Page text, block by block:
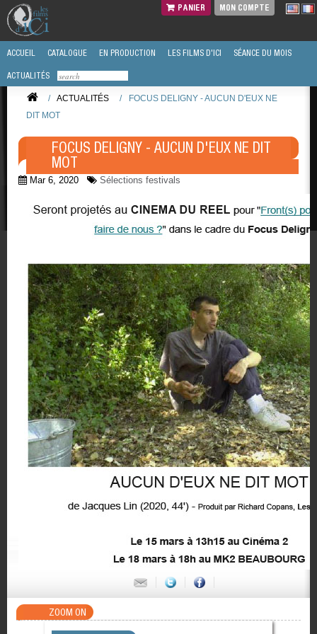
PANIER MON COMPTE
ACCUEIL CATALOGUE EN PRODUCTION LES FILMS D'ICI SÉANCE DU MOIS
ACTUALITÉS
/ ACTUALITÉS /
FOCUS DELIGNY - AUCUN D'EUX NE
DIT MOT
FOCUS DELIGNY - AUCUN D'EUX NE DIT
MOT
Mar 6, 2020 Sélections festivals
ZOOM ON